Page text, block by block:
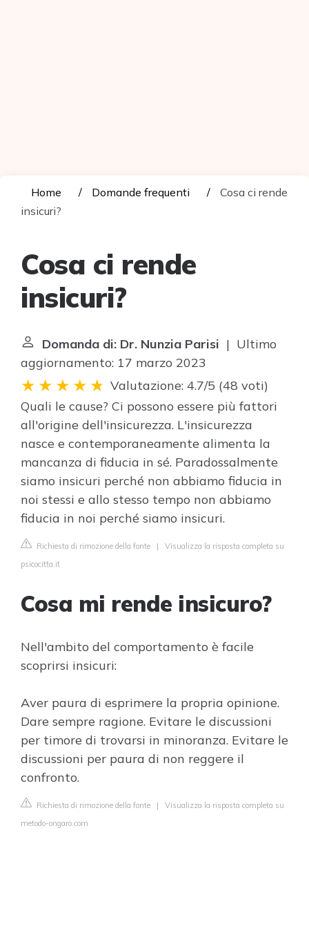
Home Domande frequenti
Cosa ci rende
insicuri?
Cosa ci rende
insicuri?
Domanda di: Dr. Nunzia Parisi | Ultimo
aggiornamento: 17 marzo 2023
Valutazione: 4.7/5 (48 voti)
Quali le cause? Ci possono essere più fattori
all'origine dell'insicurezza. L'insicurezza
nasce e contemporaneamente alimenta la
mancanza di fiducia in sé. Paradossalmente
siamo insicuri perché non abbiamo fiducia in
noi stessi e allo stesso tempo non abbiamo
fiducia in noi perché siamo insicuri.
Richiesta di rimozione della fonte | Visualizza la risposta completa su
psicocitta.it
Cosa mi rende insicuro?
Nell'ambito del comportamento è facile
scoprirsi insicuri:
Aver paura di esprimere la propria opinione.
Dare sempre ragione. Evitare le discussioni
per timore di trovarsi in minoranza. Evitare le
discussioni per paura di non reggere il
confronto.
Richiesta di rimozione della fonte | Visualizza la risposta completa su
metodo-ongaro.com